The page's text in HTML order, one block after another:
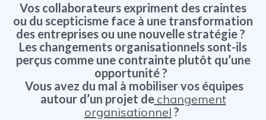
Vos collaborateurs expriment des craintes
ou du scepticisme face à une transformation
des entreprises ou une nouvelle stratégie ?
Les changements organisationnels sont-ils
perçus comme une contrainte plutôt qu’une
opportunité ?
Vous avez du mal à mobiliser vos équipes
autour d’un projet de changement
organisationnel ?